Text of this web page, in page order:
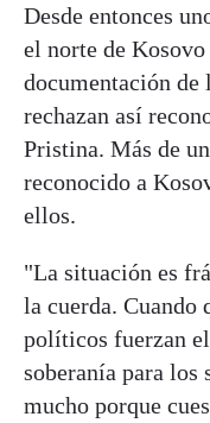
Desde entonces
el norte de
documentación
rechazan así
Pristina. Más de
reconocido a
ellos.
"La situación es
la cuerda. Cuando
políticos fuerzan
soberanía para
mucho porque